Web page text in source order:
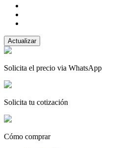
Solicita el precio via WhatsApp
Solicita tu cotización
Cómo comprar